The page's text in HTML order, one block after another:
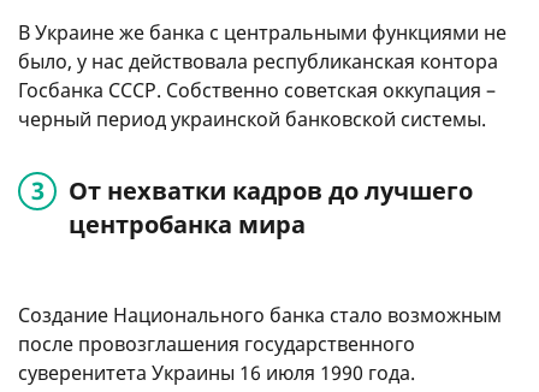
В Украине же банка с центральными функциями не
было, у нас действовала республиканская контора
Госбанка СССР. Собственно советская оккупация –
черный период украинской банковской системы.
От нехватки кадров до лучшего
центробанка мира
Создание Национального банка стало возможным
после провозглашения государственного
суверенитета Украины 16 июля 1990 года.